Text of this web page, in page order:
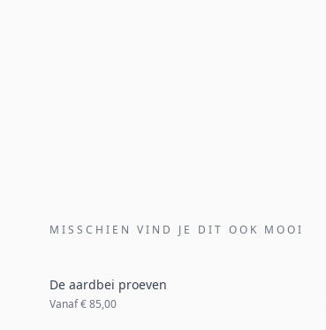
MISSCHIEN VIND JE DIT OOK MOOI
De aardbei proeven
Vanaf€ 85,00